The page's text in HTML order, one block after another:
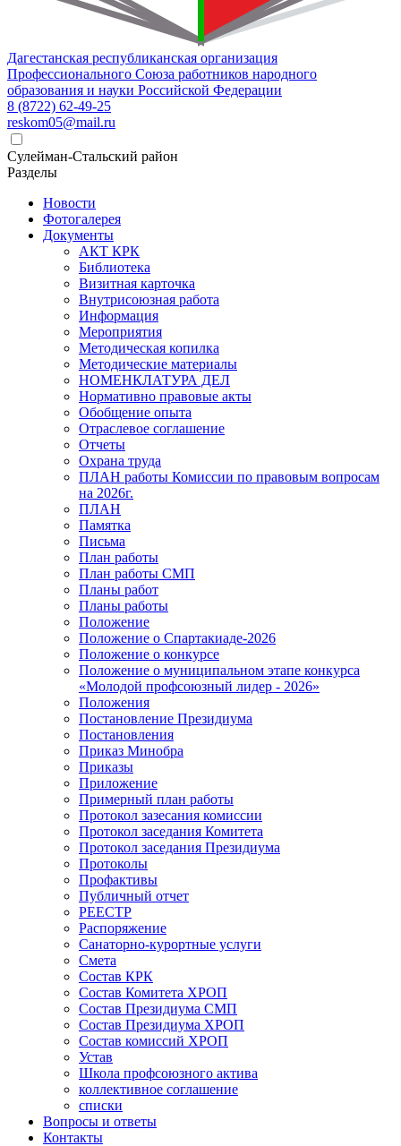
Дагестанская республиканская организация
Профессионального Союза работников народного
образования и науки Российской Федерации
8 (8722) 62-49-25
reskom05@mail.ru
Сулейман-Стальский район
Разделы
Новости
Фотогалерея
Документы
АКТ КРК
Библиотека
Визитная карточка
Внутрисоюзная работа
Информация
Мероприятия
Методическая копилка
Методические материалы
НОМЕНКЛАТУРА ДЕЛ
Нормативно правовые акты
Обобщение опыта
Отраслевое соглашение
Отчеты
Охрана труда
ПЛАН работы Комиссии по правовым вопросам
на 2026г.
ПЛАН
Памятка
Письма
План работы
План работы СМП
Планы работ
Планы работы
Положение
Положение о Спартакиаде-2026
Положение о конкурсе
Положение о муниципальном этапе конкурса
«Молодой профсоюзный лидер - 2026»
Положения
Постановление Президиума
Постановления
Приказ Минобра
Приказы
Приложение
Примерный план работы
Протокол зазесания комиссии
Протокол заседания Комитета
Протокол заседания Президиума
Протоколы
Профактивы
Публичный отчет
РЕЕСТР
Распоряжение
Санаторно-курортные услуги
Смета
Состав КРК
Состав Комитета ХРОП
Состав Президиума СМП
Состав Президиума ХРОП
Состав комиссий ХРОП
Устав
Школа профсоюзного актива
коллективное соглашение
списки
Вопросы и ответы
Контакты